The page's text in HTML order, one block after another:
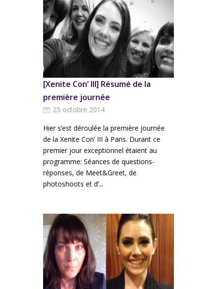
[Xenite Con’ III] Résumé de la
première journée
25 octobre 2014
Hier s’est déroulée la première journée
de la Xenite Con’ III à Paris. Durant ce
premier jour exceptionnel étaient au
programme: Séances de questions-
réponses, de Meet&Greet, de
photoshoots et d’...